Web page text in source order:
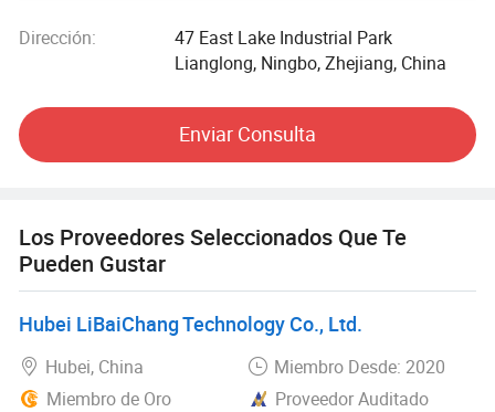
La empresa cubre un área de 25000 metros cuadrados,
300 empleados, con una producción anual de 2 millones
de juegos de lámparas de diversos tipos autodiseñados, el
producto actual más de 400 series, más de 1500
Nuestra empresa ofrece una variedad de productos que
pueden satisfacer sus múltiples demandas. Nos
adherimos a los principios de gestión de "calidad primero,
cliente primero y crédito basado" desde el establecimiento
de la empresa y siempre hacemos lo mejor para satisfacer
las necesidades potenciales de nuestros clientes. Nuestra
empresa está sinceramente dispuesta a cooperar con
Dirección:
47 East Lake Industrial Park
Lianglong, Ningbo, Zhejiang, China
Enviar Consulta
Los Proveedores Seleccionados Que Te
Pueden Gustar
Hubei LiBaiChang Technology Co., Ltd.
Hubei, China
Miembro Desde: 2020
Miembro de Oro
Proveedor Auditado